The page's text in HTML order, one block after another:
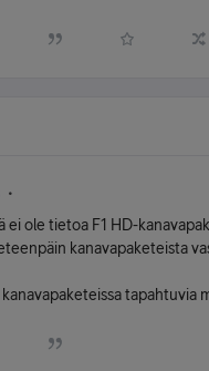
ei ole tietoa F1 HD-
kanavapaketeista
tapahtuvia